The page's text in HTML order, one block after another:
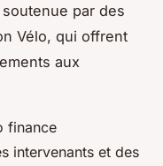
par des
Vélo, qui offrent
aux
finance
intervenants et des